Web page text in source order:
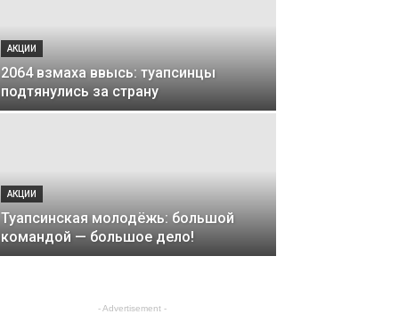
АКЦИИ
2064 взмаха ввысь: туапсинцы
подтянулись за страну
АКЦИИ
Туапсинская молодёжь: большой
командой — большое дело!
- Advertisement -